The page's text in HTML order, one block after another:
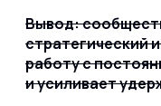
Вывод:
стратегический
работу с
и усиливает